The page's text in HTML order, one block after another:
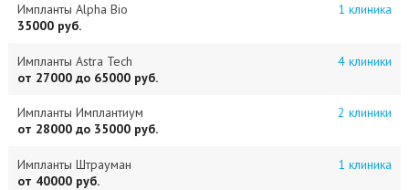
Импланты Alpha Bio
1 клиника
35000 руб.
Импланты Astra Tech
4 клиники
от 27000 до 65000 руб.
Импланты Имплантиум
2 клиники
от 28000 до 35000 руб.
Импланты Штрауман
1 клиника
от 40000 руб.